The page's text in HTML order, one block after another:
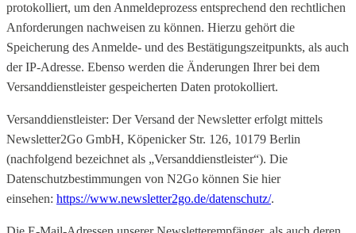
protokolliert, um den Anmeldeprozess entsprechend den rechtlichen
Anforderungen nachweisen zu können. Hierzu gehört die
Speicherung des Anmelde- und des Bestätigungszeitpunkts, als auch
der IP-Adresse. Ebenso werden die Änderungen Ihrer bei dem
Versanddienstleister gespeicherten Daten protokolliert.
Versanddienstleister: Der Versand der Newsletter erfolgt mittels
Newsletter2Go GmbH, Köpenicker Str. 126, 10179 Berlin
(nachfolgend bezeichnet als „Versanddienstleister“). Die
Datenschutzbestimmungen von N2Go können Sie hier
einsehen: https://www.newsletter2go.de/datenschutz/.